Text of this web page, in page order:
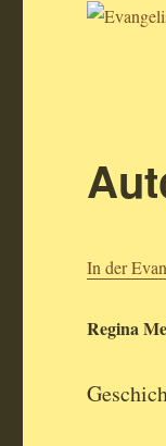
In der
Regina